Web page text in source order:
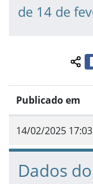
de 14 de
Publicado em
14/02/2025 17:03
Dados